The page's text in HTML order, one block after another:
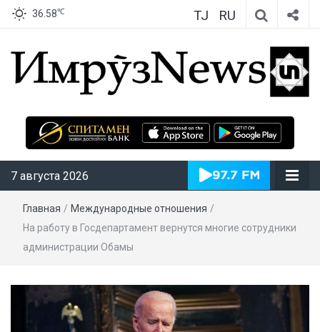
36.58℃ TJ RU
ИмрӯзNews
7 августа 2026
Главная / Международные отношения /
На работу в Госдепартамент вернутся многие сотрудники
администрации Обамы